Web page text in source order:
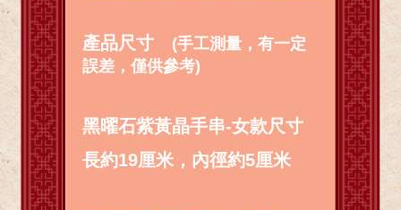
產品尺寸
(手工測量，有一定
誤差，僅供參考)
黑曜石紫黃晶手串-女款尺寸
長約19厘米，內徑約5厘米